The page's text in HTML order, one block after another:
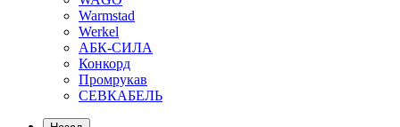
Warmstad
Werkel
АБК-СИЛА
Конкорд
Промрукав
СЕВКАБЕЛЬ